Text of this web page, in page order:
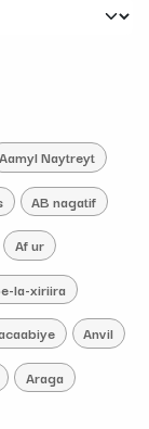
Aamyl Naytreyt
AB nagatif
Af ur
la-xiriira
Anvil
Araga